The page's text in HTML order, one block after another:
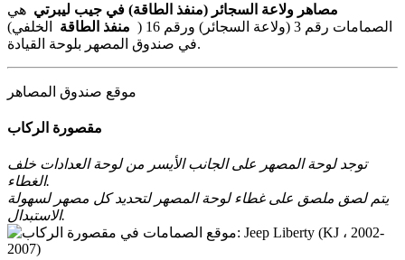
مصاهر ولاعة السجائر (منفذ الطاقة) في جيب ليبرتي هي
الصمامات رقم 3 (ولاعة السجائر) ورقم 16 (
منفذ الطاقة الخلفي)
في صندوق المصهر بلوحة القيادة.
موقع صندوق المصاهر
مقصورة الركاب
توجد لوحة المصهر على الجانب الأيسر من لوحة العدادات خلف
الغطاء.
يتم لصق ملصق على غطاء لوحة المصهر لتحديد كل مصهر لسهولة
الاستبدال.